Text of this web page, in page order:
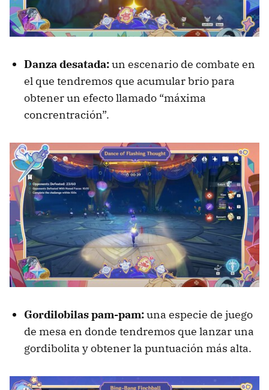
Danza desatada:un escenario de combate en
el que tendremos que acumular brio para
obtener un efecto llamado “máxima
concrentración”.
Gordilobilas pam-pam:una especie de juego
de mesa en donde tendremos que lanzar una
gordibolita y obtener la puntuación más alta.